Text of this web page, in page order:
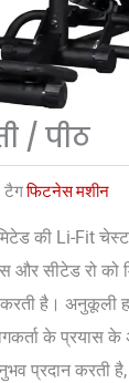
/ पीठ
टैगफिटनेस मशीन
की Li-Fit
सीटेड रो को
है। अनुकूली
के प्रयास के
प्रदान करती